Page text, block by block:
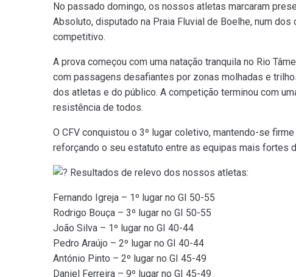
No passado domingo, os nossos atletas marcaram
Absoluto, disputado na Praia Fluvial de Boelhe, num
competitivo.
A prova começou com uma natação tranquila no Rio
com passagens desafiantes por zonas molhadas e
dos atletas e do público. A competição terminou com
resistência de todos.
O CFV conquistou o 3º lugar coletivo, mantendo-se
reforçando o seu estatuto entre as equipas mais fortes
Resultados de relevo dos nossos atletas:
Fernando Igreja – 1º lugar no GI 50-55
Rodrigo Bouça – 3º lugar no GI 50-55
João Silva – 1º lugar no GI 40-44
Pedro Araújo – 2º lugar no GI 40-44
António Pinto – 2º lugar no GI 45-49
Daniel Ferreira – 9º lugar no GI 45-49